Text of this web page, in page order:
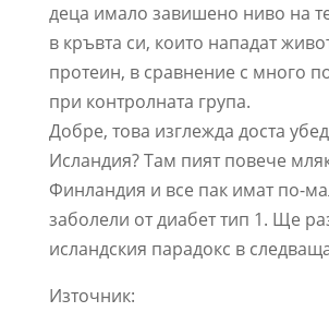
деца имало завишено ниво на
в кръвта си, които нападат
протеин, в сравнение с много
при контролната група.
Добре, това изглежда доста
Исландия? Там пият повече
Финландия и все пак имат по-
заболели от диабет тип 1. Ще
исландския парадокс в
Източник: